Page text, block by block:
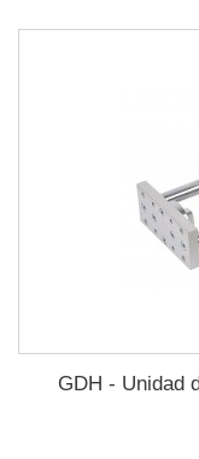
GDH - Unidad